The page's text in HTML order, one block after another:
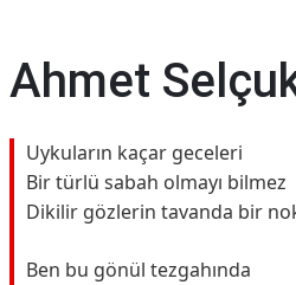
Ahmet
Uykuların kaçar geceleri
Bir türlü sabah olmayı bilmez
Dikilir gözlerin tavanda bir
Ben bu gönül tezgahında